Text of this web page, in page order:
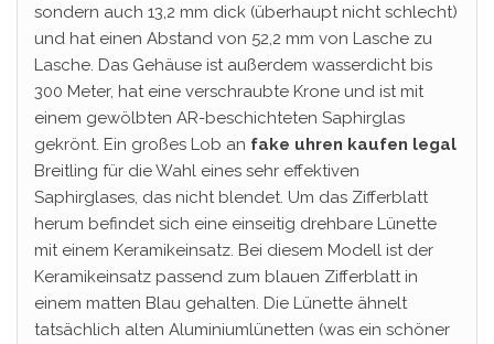
sondern auch 13,2 mm dick (überhaupt nicht schlecht)
und hat einen Abstand von 52,2 mm von Lasche zu
Lasche. Das Gehäuse ist außerdem wasserdicht bis
300 Meter, hat eine verschraubte Krone und ist mit
einem gewölbten AR-beschichteten Saphirglas
gekrönt. Ein großes Lob an fake uhren kaufen legal
Breitling für die Wahl eines sehr effektiven
Saphirglases, das nicht blendet. Um das Zifferblatt
herum befindet sich eine einseitig drehbare Lünette
mit einem Keramikeinsatz. Bei diesem Modell ist der
Keramikeinsatz passend zum blauen Zifferblatt in
einem matten Blau gehalten. Die Lünette ähnelt
tatsächlich alten Aluminiumlünetten (was ein schöner